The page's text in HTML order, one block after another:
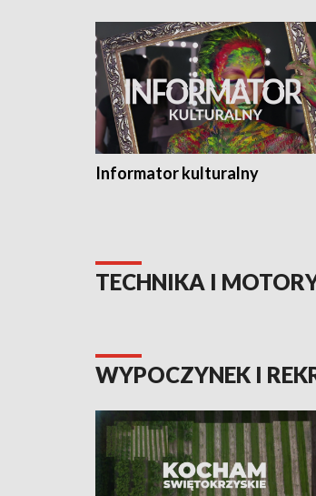
Informator kulturalny
TECHNIKA I
WYPOCZYNEK I